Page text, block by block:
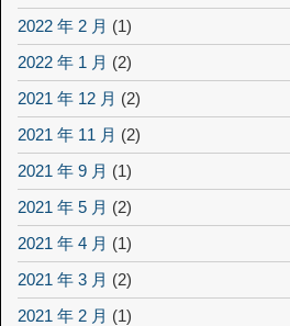
2022 年 2 月 (1)
2022 年 1 月 (2)
2021 年 12 月 (2)
2021 年 11 月 (2)
2021 年 9 月 (1)
2021 年 5 月 (2)
2021 年 4 月 (1)
2021 年 3 月 (2)
2021 年 2 月 (1)